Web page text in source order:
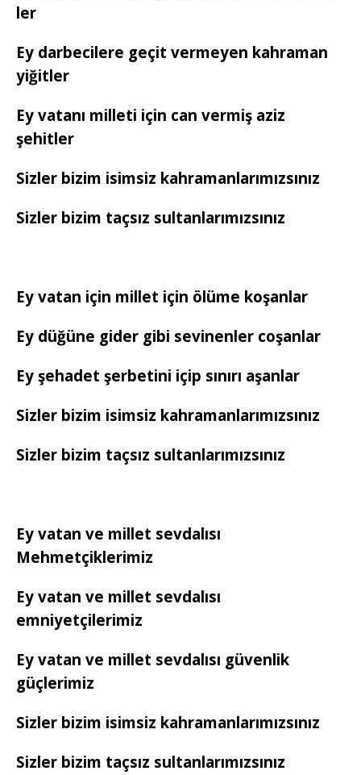
ler
Ey darbecilere geçit vermeyen kahraman
yiğitler
Ey vatanı milleti için can vermiş aziz
şehitler
Sizler bizim isimsiz kahramanlarımızsınız
Sizler bizim taçsız sultanlarımızsınız
Ey vatan için millet için ölüme koşanlar
Ey düğüne gider gibi sevinenler coşanlar
Ey şehadet şerbetini içip sınırı aşanlar
Sizler bizim isimsiz kahramanlarımızsınız
Sizler bizim taçsız sultanlarımızsınız
Ey vatan ve millet sevdalısı
Mehmetçiklerimiz
Ey vatan ve millet sevdalısı
emniyetçilerimiz
Ey vatan ve millet sevdalısı güvenlik
güçlerimiz
Sizler bizim isimsiz kahramanlarımızsınız
Sizler bizim taçsız sultanlarımızsınız